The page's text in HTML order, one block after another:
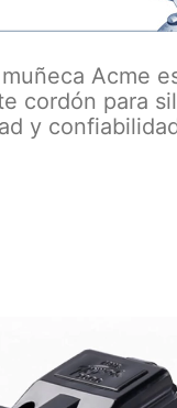
Acme
cordón para
y